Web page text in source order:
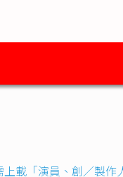
上載「演員、創／製作